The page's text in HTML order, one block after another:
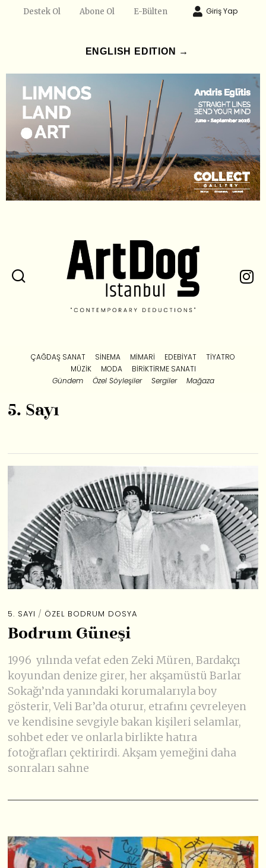
Destek Ol Abone Ol E-Bülten Giriş Yap
ENGLISH EDITION →
ÇAĞDAŞ SANAT SINEMA MIMARI EDEBIYAT
TIYATRO
MÜZIK
MODA
BIRIKTIRME SANATI
Gündem
Özel Söyleşiler Sergiler Mağaza
5. Sayı
5. SAYI / ÖZEL BODRUM DOSYA
Bodrum Güneşi
1996 yılında vefat eden Zeki Müren, Bardakçı
koyundan denize girer, her akşamüstü Barlar
Sokağı’nda yanındaki korumalarıyla boy
gösterir, Veli Bar’da oturur, etrafını çevreleyen
ve kendisine sevgiyle bakan kişileri selamlar,
sohbet eder ve onlarla birlikte hatıra
fotoğrafları çektirirdi. Akşam yemeğini daha
sonraları sahne